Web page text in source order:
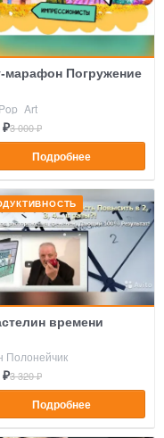
марафон Погружение
3 000 ₽
Подробнее
времени
Полонейчик
3 320 ₽
Подробнее